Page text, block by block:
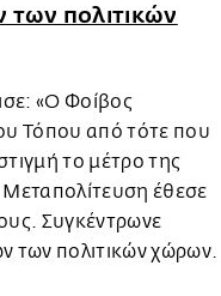
πολιτικών
«Ο Φοίβος
Τόπου από τότε που
το μέτρο της
Μεταπολίτευση έθεσε
Συγκέντρωνε
των πολιτικών χώρων.